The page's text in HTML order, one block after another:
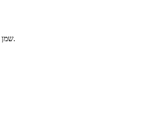
שמן לעידוד והתרוממות הרוח. מומלץ להשתמש כעיסוי טיפולי.